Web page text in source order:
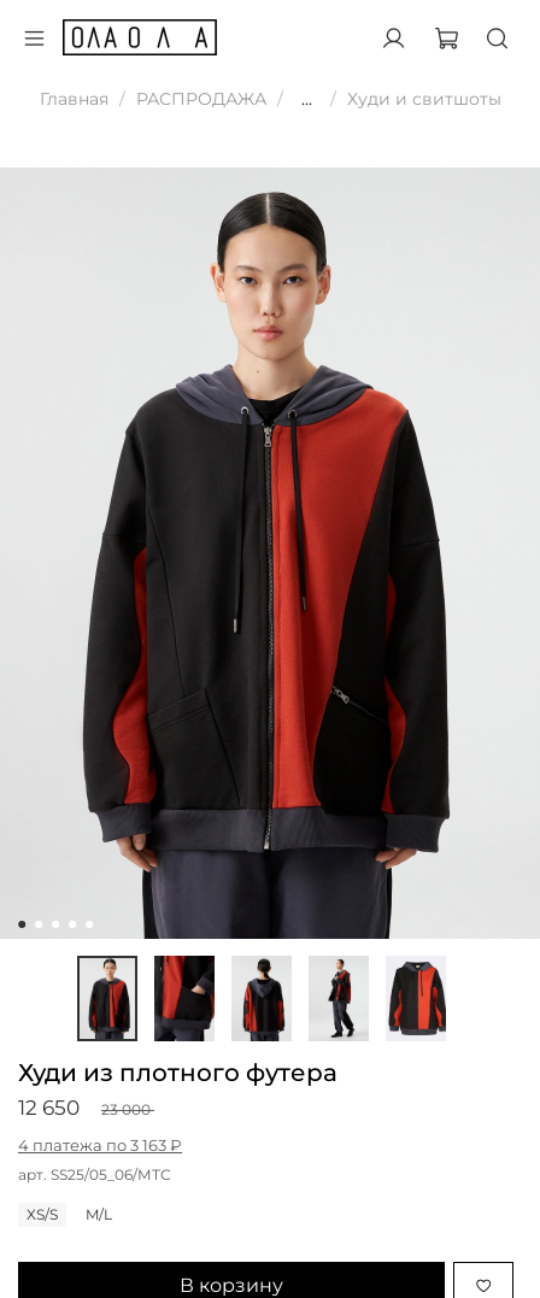
Главная РАСПРОДАЖА ... Худи и свитшоты
арт. SS25/05_06/МТС
Худи из плотного футера
12 650 23 000
4 платежа по 3 163 ₽
XS/S M/L
В корзину